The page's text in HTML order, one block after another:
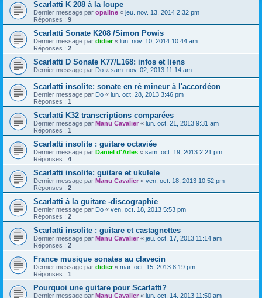
Scarlatti K 208 à la loupe
Dernier message par opaline « jeu. nov. 13, 2014 2:32 pm
Réponses : 9
Scarlatti Sonate K208 /Simon Powis
Dernier message par didier« lun. nov. 10, 2014 10:44 am
Réponses : 2
Scarlatti D Sonate K77/L168: infos et liens
Dernier message par Do « sam. nov. 02, 2013 11:14 am
Scarlatti insolite: sonate en ré mineur à l'accordéon
Dernier message par Do « lun. oct. 28, 2013 3:46 pm
Réponses : 1
Scarlatti K32 transcriptions comparées
Dernier message par Manu Cavalier « lun. oct. 21, 2013 9:31 am
Réponses : 1
Scarlatti insolite : guitare octaviée
Dernier message par Daniel d'Arles « sam. oct. 19, 2013 2:21 pm
Réponses : 4
Scarlatti insolite: guitare et ukulele
Dernier message par Manu Cavalier « ven. oct. 18, 2013 10:52 pm
Réponses : 2
Scarlatti à la guitare -discographie
Dernier message par Do « ven. oct. 18, 2013 5:53 pm
Réponses : 2
Scarlatti insolite : guitare et castagnettes
Dernier message par Manu Cavalier « jeu. oct. 17, 2013 11:14 am
Réponses : 2
France musique sonates au clavecin
Dernier message par didier« mar. oct. 15, 2013 8:19 pm
Réponses : 1
Pourquoi une guitare pour Scarlatti?
Dernier message par Manu Cavalier « lun. oct. 14, 2013 11:50 am